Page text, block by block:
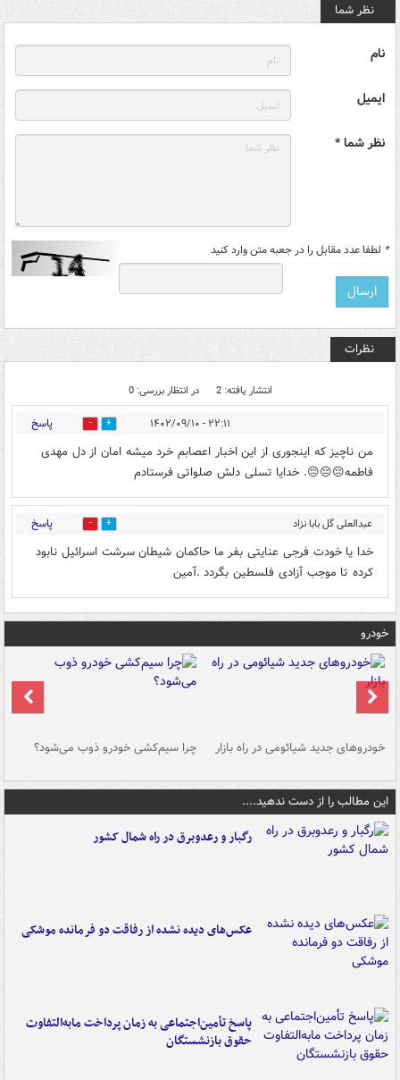
نظر شما
نام
ایمیل
نظر شما *
* لطفا عدد مقابل را در جعبه متن وارد کنید
نظرات
انتشار یافته: 2 در انتظار بررسی: 0
۲۲:۱۱ - ۱۴۰۲/۰۹/۱۰ 0 پاسخ
من ناچیز که اینجوری از این اخبار اعصابم خرد میشه امان از دل مهدی
فاطمه😔😔😔. خدایا تسلی دلش صلواتی فرستادم
عبدالعلی گل بابا نزاد
عزیزی
۰۰:۰۶ - ۱۴۰۲/۰۹/۱۱
0 پاسخ
خدا یا خودت فرجی عنایتی بفر ما حاکمان شیطان سرشت اسرائیل نابود
کرده تا موجب آزادی فلسطین بگردد .آمین
خودرو
خودروهای جدید شیائومی در راه بازار چرا سیم‌کشی خودرو ذوب می‌شود؟
این مطالب را از دست ندهید....
رگبار و رعدوبرق در راه شمال کشور
عکس‌های دیده نشده از رفاقت دو فرمانده‌ موشکی
پاسخ تأمین‌اجتماعی به زمان پرداخت مابه‌التفاوت
حقوق بازنشستگان